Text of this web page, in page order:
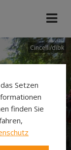
Cincelli/dibk
Setzen
finden Sie